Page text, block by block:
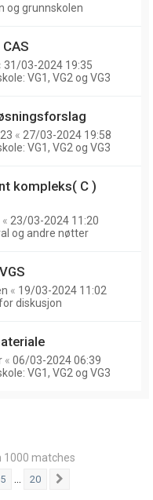
og grunnskolen
31/03-2024 19:35
VG1, VG2 og VG3
« 27/03-2024 19:58
VG1, VG2 og VG3
kompleks( C )
« 23/03-2024 11:20
og andre nøtter
« 19/03-2024 11:02
diskusjon
« 06/03-2024 06:39
VG1, VG2 og VG3
1000 matches
5 20